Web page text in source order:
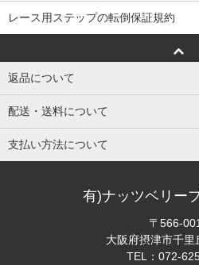
レース用ステップの転倒保証規約
返品について
配送・送料について
支払い方法について
有)ナッツベリー
〒566-
大阪府摂津市千
TEL： 072-